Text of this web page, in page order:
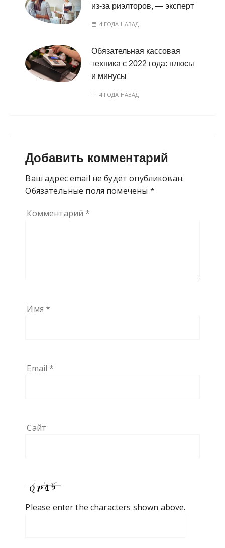
из-за риэлторов, — эксперт
4 ГОДА НАЗАД
Обязательная кассовая
техника с 2022 года: плюсы
и минусы
4 ГОДА НАЗАД
Добавить комментарий
Ваш адрес email не будет опубликован.
Обязательные поля помечены *
Комментарий*
Имя*
Email*
Сайт
Please enter the characters shown above.